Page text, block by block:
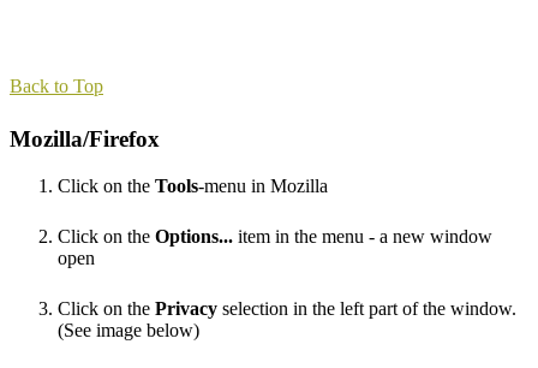
Back to Top
Mozilla/Firefox
Click on the Tools-menu in Mozilla
Click on the Options... item in the menu - a new window
open
Click on the Privacy selection in the left part of the window.
(See image below)